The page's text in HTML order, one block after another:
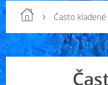
Často